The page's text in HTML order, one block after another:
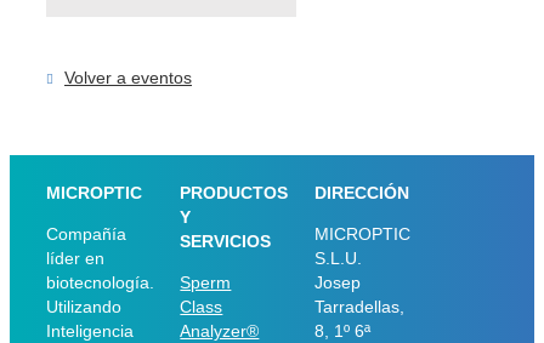
Volver a eventos
MICROPTIC
Compañía
líder en
biotecnología.
Utilizando
Inteligencia
PRODUCTOS
Y
SERVICIOS
Sperm
Class
Analyzer®
DIRECCIÓN
MICROPTIC
S.L.U.
Josep
Tarradellas,
8, 1º 6ª